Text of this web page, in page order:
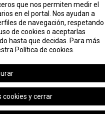
que nos permiten medir el
en el portal. Nos ayudan a
de navegación, respetando
de cookies o aceptarlas
hasta que decidas. Para más
Política de cookies.
cookies y cerrar